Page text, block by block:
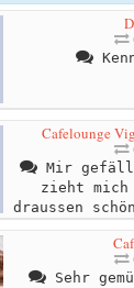
Cafelounge
Mir
zieht mich
draussen
Sehr